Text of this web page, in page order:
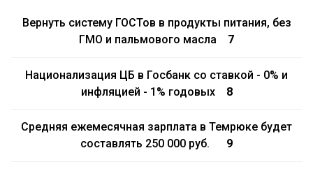
Вернуть систему ГОСТов в продукты питания, без
ГМО и пальмового масла
7
Национализация ЦБ в Госбанк со ставкой - 0% и
инфляцией - 1% годовых
8
Средняя ежемесячная зарплата в Темрюке будет
составлять 250 000 руб.
9